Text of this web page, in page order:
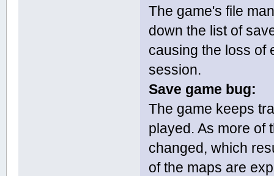
The game's file
down the list of
causing the loss of
session.
Save game bug:
The game keeps
played. As more of
changed, which
of the maps are